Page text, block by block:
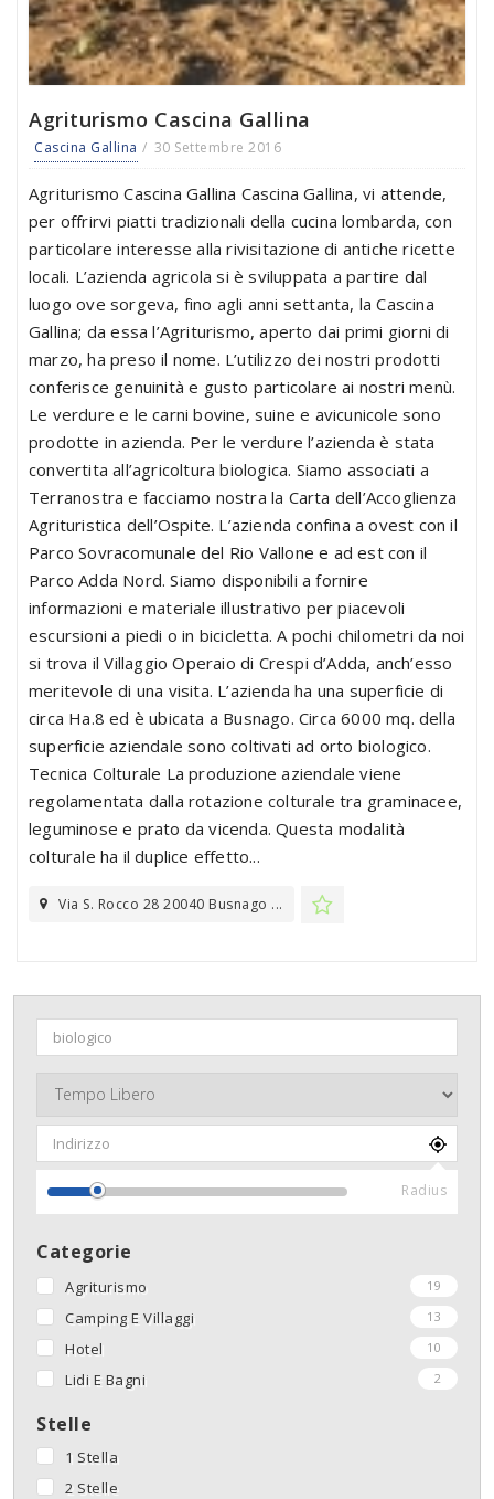
Agriturismo Cascina Gallina
Cascina Gallina 30 Settembre 2016
Agriturismo Cascina Gallina Cascina Gallina, vi attende,
per offrirvi piatti tradizionali della cucina lombarda, con
particolare interesse alla rivisitazione di antiche ricette
locali. L’azienda agricola si è sviluppata a partire dal
luogo ove sorgeva, fino agli anni settanta, la Cascina
Gallina; da essa l’Agriturismo, aperto dai primi giorni di
marzo, ha preso il nome. L’utilizzo dei nostri prodotti
conferisce genuinità e gusto particolare ai nostri menù.
Le verdure e le carni bovine, suine e avicunicole sono
prodotte in azienda. Per le verdure l’azienda è stata
convertita all’agricoltura biologica. Siamo associati a
Terranostra e facciamo nostra la Carta dell’Accoglienza
Agrituristica dell’Ospite. L’azienda confina a ovest con il
Parco Sovracomunale del Rio Vallone e ad est con il
Parco Adda Nord. Siamo disponibili a fornire
informazioni e materiale illustrativo per piacevoli
escursioni a piedi o in bicicletta. A pochi chilometri da noi
si trova il Villaggio Operaio di Crespi d’Adda, anch’esso
meritevole di una visita. L’azienda ha una superficie di
circa Ha.8 ed è ubicata a Busnago. Circa 6000 mq. della
superficie aziendale sono coltivati ad orto biologico.
Tecnica Colturale La produzione aziendale viene
regolamentata dalla rotazione colturale tra graminacee,
leguminose e prato da vicenda. Questa modalità
colturale ha il duplice effetto...
Via S. Rocco 28 20040 Busnago ...
Radius
Categorie
Agriturismo 19
Camping E Villaggi 13
Hotel 10
Lidi E Bagni 2
Stelle
1 Stella
2 Stelle